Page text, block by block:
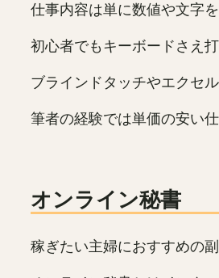
仕事内容は単に数値や文字
初心者でもキーボードさえ
ブラインドタッチやエクセ
筆者の経験では単価の安い
オンライン秘書
稼ぎたい主婦におすすめの